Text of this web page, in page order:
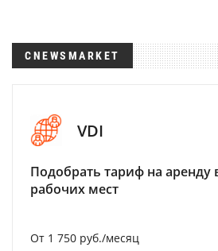
CNEWSMARKET
VDI
Подобрать тариф на аренду
рабочих мест
От 1 750 руб./месяц